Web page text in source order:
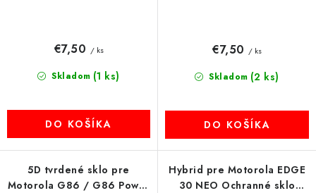
Skladom (1 ks)
€7,50 / ks
DO KOŠÍKA
Skladom (2 ks)
€7,50 / ks
DO KOŠÍKA
5D tvrdené sklo pre
Motorola G86 / G86 Power
Hybrid pre Motorola EDGE
30 NEO Ochranné sklo